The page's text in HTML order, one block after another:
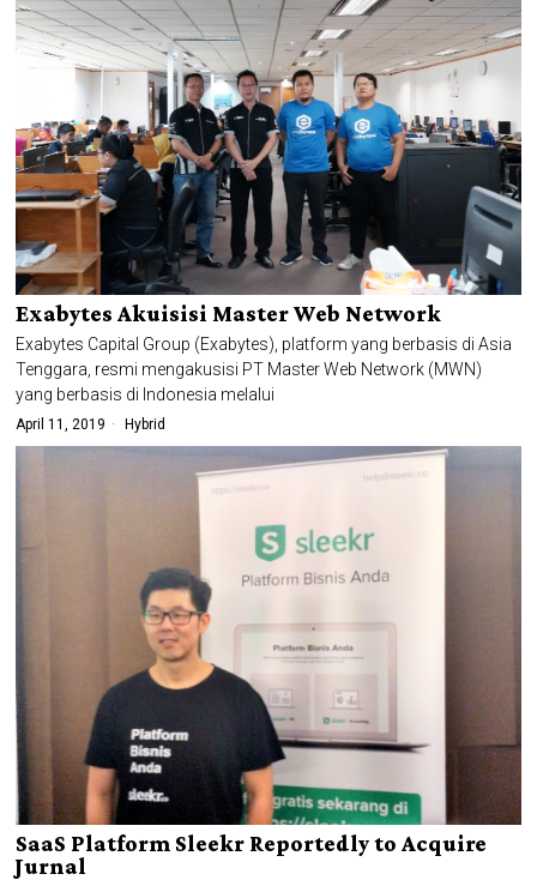
Exabytes Akuisisi Master Web Network
Exabytes Capital Group (Exabytes), platform yang berbasis di Asia
Tenggara, resmi mengakusisi PT Master Web Network (MWN)
yang berbasis di Indonesia melalui
April 11, 2019 Hybrid
SaaS Platform Sleekr Reportedly to Acquire
Jurnal